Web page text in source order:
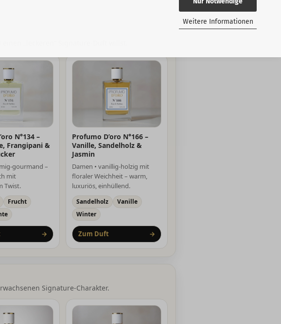
Weitere Informationen
N°134 –
Frangipani &
gourmand –
mit
Twist.
Frucht
→
Profumo D’oro N°166 –
Vanille, Sandelholz &
Jasmin
Damen • vanillig-holzig mit
floraler Weichheit – warm,
luxuriös, einhüllend.
Sandelholz
Vanille
Winter
Zum Duft →
Signature-Charakter.